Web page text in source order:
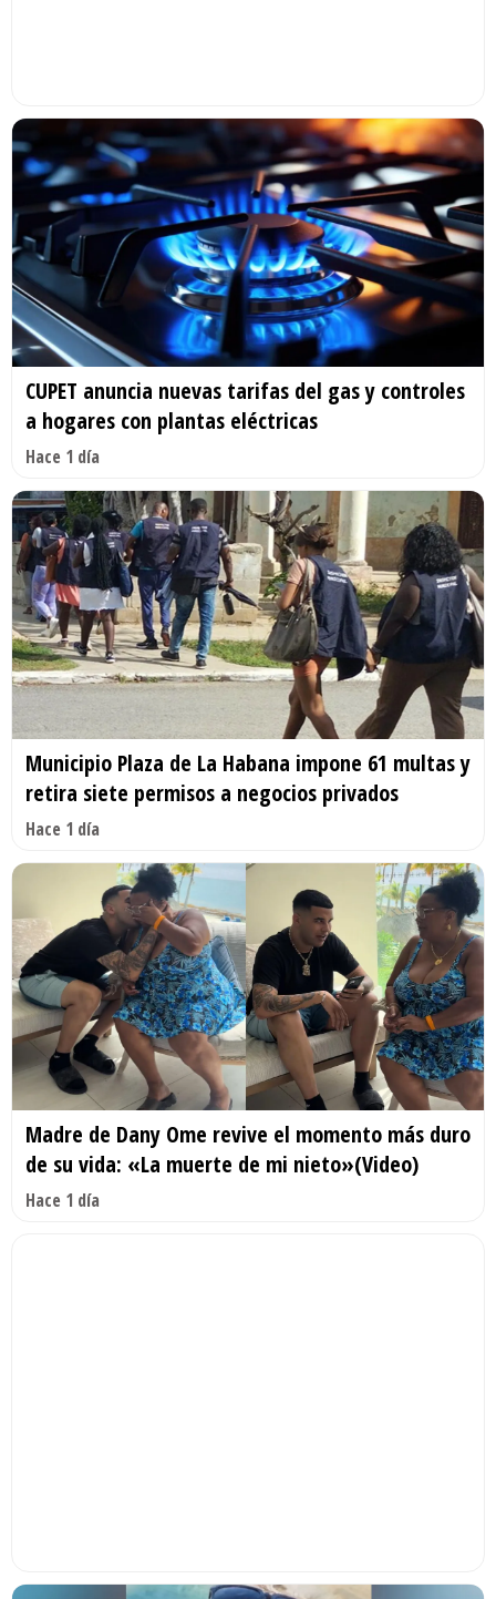
CUPET anuncia nuevas tarifas del gas y controles
a hogares con plantas eléctricas
Hace 1 día
Municipio Plaza de La Habana impone 61 multas y
retira siete permisos a negocios privados
Hace 1 día
Madre de Dany Ome revive el momento más duro
de su vida: «La muerte de mi nieto»(Video)
Hace 1 día